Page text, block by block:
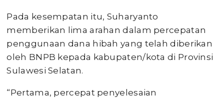
Pada kesempatan itu, Suharyanto
memberikan lima arahan dalam percepatan
penggunaan dana hibah yang telah diberikan
oleh BNPB kepada kabupaten/kota di Provinsi
Sulawesi Selatan.
“Pertama, percepat penyelesaian